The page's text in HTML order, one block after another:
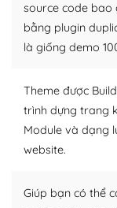
Cộng đồng sử
– Đa dạng
Plugin mở rộng
WordPress để
nhiều plugin trả
Nhờ lượng người
thích chọn lựa
source code bao
bằng plugin
là giống demo
Theme được
trình dựng trang
Module và dạng
website.
Giúp bạn có thể